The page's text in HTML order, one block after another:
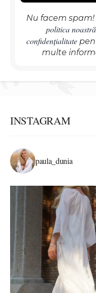
Nu facem
politica
confidențialitate
multe
INSTAGRAM
paula_dunia